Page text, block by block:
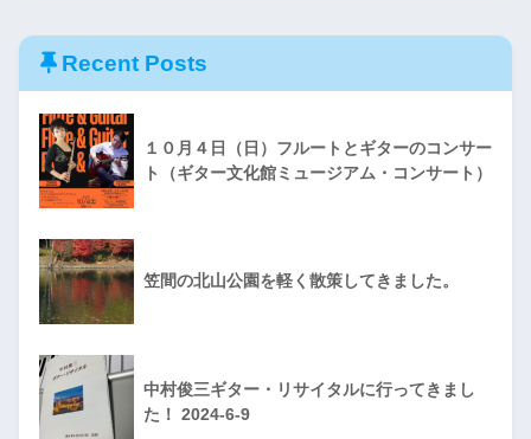
Recent Posts
１０月４日（日）フルートとギターのコンサー
ト（ギター文化館ミュージアム・コンサート）
笠間の北山公園を軽く散策してきました。
中村俊三ギター・リサイタルに行ってきまし
た！ 2024-6-9